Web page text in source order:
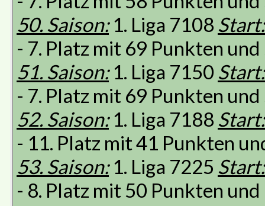
50. Saison:1. Liga 7108 Start:
- 7. Platz mit 69 Punkten
51. Saison:1. Liga 7150 Start:
- 7. Platz mit 69 Punkten
52. Saison:1. Liga 7188 Start:
- 11. Platz mit 41 Punkten
53. Saison:1. Liga 7225 Start:
- 8. Platz mit 50 Punkten